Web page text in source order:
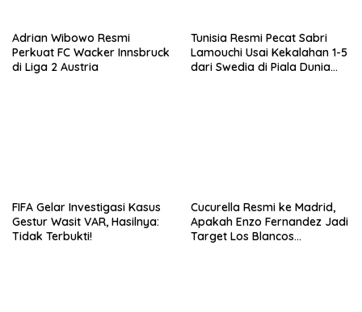
Adrian Wibowo Resmi
Perkuat FC Wacker Innsbruck
di Liga 2 Austria
Tunisia Resmi Pecat Sabri
Lamouchi Usai Kekalahan 1-5
dari Swedia di Piala Dunia
FIFA Gelar Investigasi Kasus
Gestur Wasit VAR, Hasilnya:
Tidak Terbukti!
Cucurella Resmi ke Madrid,
Apakah Enzo Fernandez Jadi
Target Los Blancos